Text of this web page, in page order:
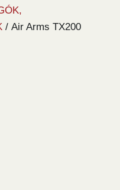
/ Air Arms TX200